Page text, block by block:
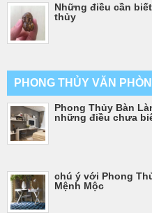
Những điều cần
thủy
PHONG THỦY VĂN
Phong Thủy Bàn
những điều chưa
chú ý với Phong
Mệnh Mộc